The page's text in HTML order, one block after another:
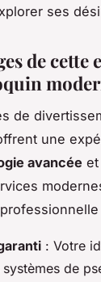
ses
de cette
de
une
avancée
: Votre
de